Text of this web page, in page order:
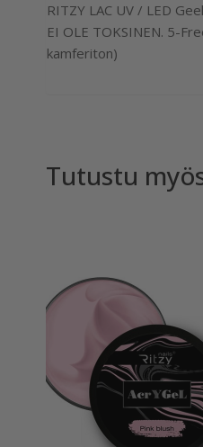
RITZY LAC UV / LED
EI OLE TOKSINEN. 5-
kamferiton)
Tutustu